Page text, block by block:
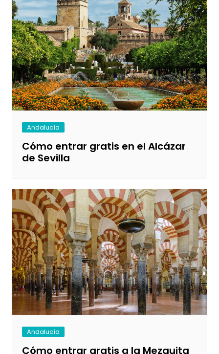
Andalucía
Cómo entrar gratis en el Alcázar
de Sevilla
Andalucía
Cómo entrar gratis a la Mezquita